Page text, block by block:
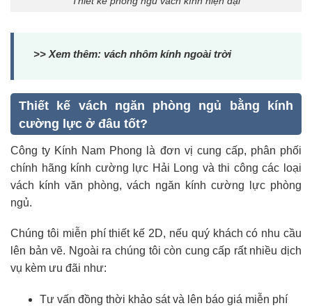
>> Xem thêm: vách nhôm kính ngoài trời
Thiết kế vách ngăn phòng ngủ bằng kính
cường lực ở đâu tốt?
Công ty Kính Nam Phong là đơn vị cung cấp, phân phối
chính hãng kính cường lực Hải Long và thi công các loại
vách kính văn phòng, vách ngăn kính cường lực phòng
ngủ.
Chúng tôi miễn phí thiết kế 2D, nếu quý khách có nhu cầu
lên bản vẽ. Ngoài ra chúng tôi còn cung cấp rất nhiều dịch
vụ kèm ưu đãi như:
Tư vấn đồng thời khảo sát và lên báo giá miễn phí